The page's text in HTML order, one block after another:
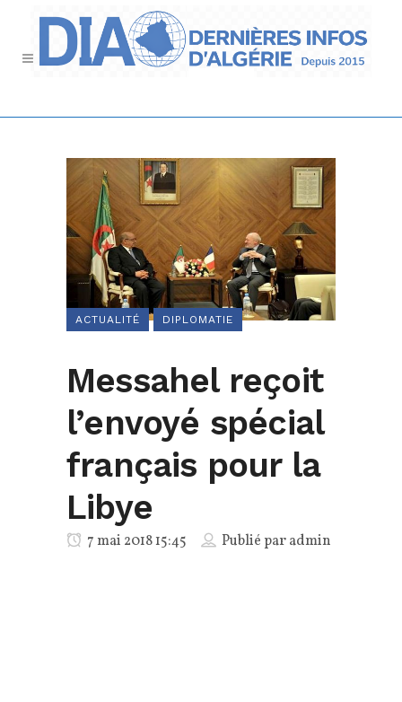
ACTUALITÉ DIPLOMATIE
Messahel reçoit
l’envoyé spécial
français pour la
Libye
7 mai 2018 15:45 Publié paradmin